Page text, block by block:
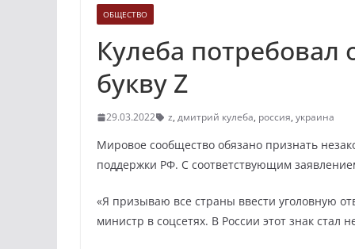
ОБЩЕСТВО
Кулеба потребовал
букву Z
29.03.2022 z, дмитрий кулеба, россия, украина
Мировое сообщество обязано признать
поддержки РФ. С соответствующим
«Я призываю все страны ввести уголовную
министр в соцсетях. В России этот знак